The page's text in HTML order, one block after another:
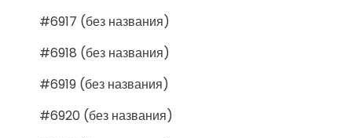
#6917 (без названия)
#6918 (без названия)
#6919 (без названия)
#6920 (без названия)